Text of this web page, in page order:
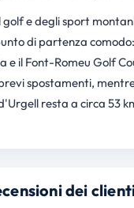
golf e degli sport
di partenza
e il Font-Romeu Golf
spostamenti,
resta a circa 53
dei